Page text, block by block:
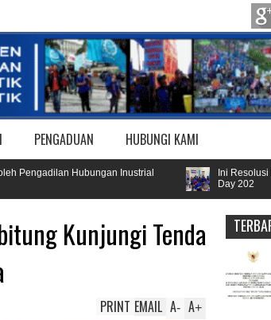
PENGADUAN HUBUNGI KAMI
Hubungan Inustrial
Ini Resolusi
Day 202
Kunjungi Tenda
A+
A-
EMAIL
PRINT